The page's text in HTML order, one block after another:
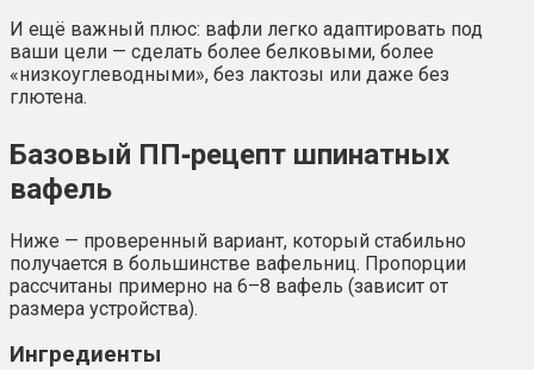
И ещё важный плюс: вафли легко адаптировать под
ваши цели — сделать более белковыми, более
«низкоуглеводными», без лактозы или даже без
глютена.
Базовый ПП‑рецепт шпинатных
вафель
Ниже — проверенный вариант, который стабильно
получается в большинстве вафельниц. Пропорции
рассчитаны примерно на 6–8 вафель (зависит от
размера устройства).
Ингредиенты